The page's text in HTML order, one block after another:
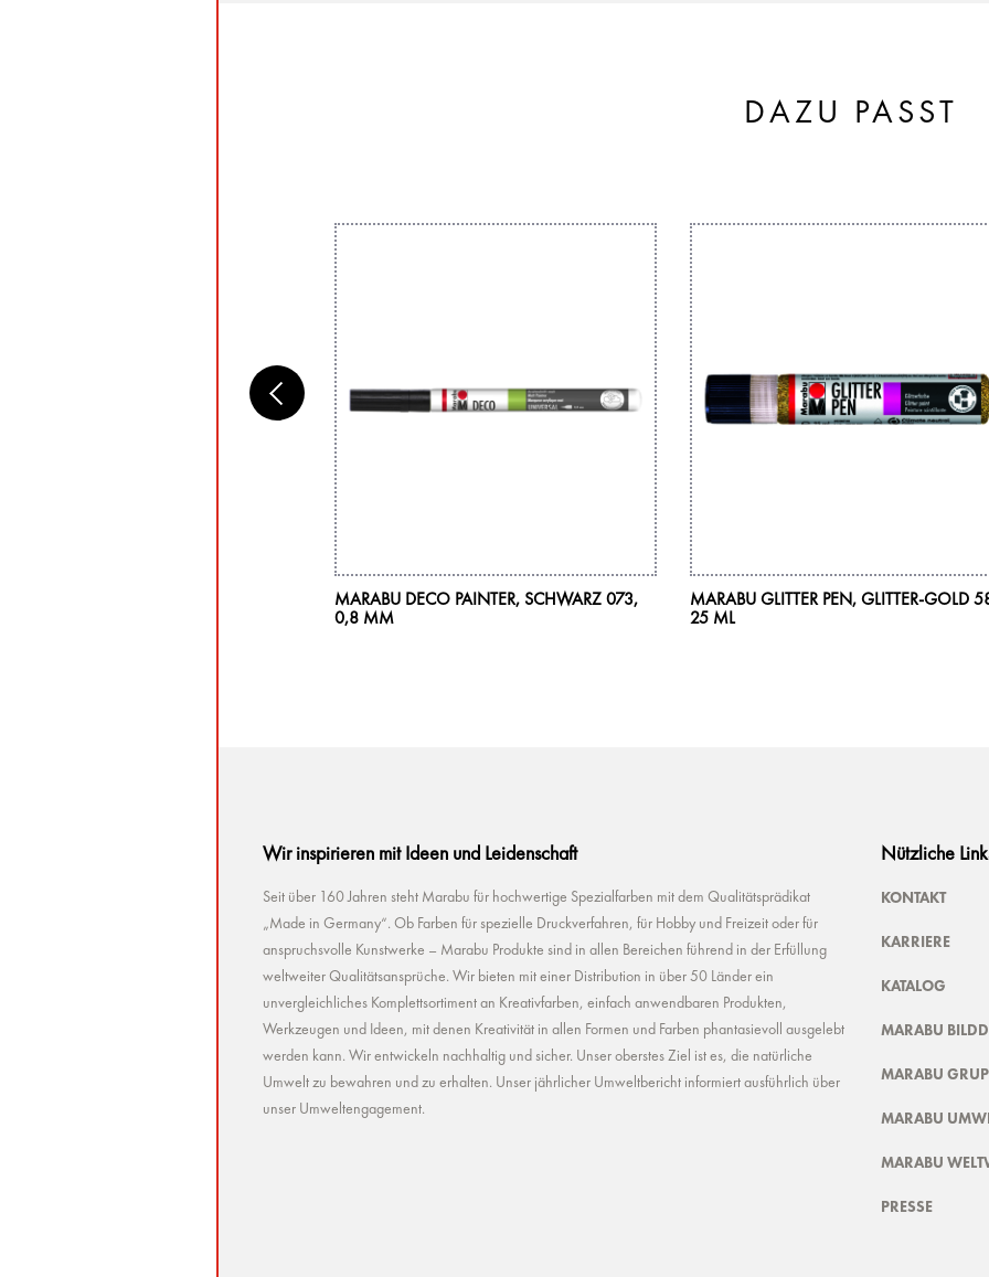
DAZU PASST
MARABU DECO PAINTER, SCHWARZ 073,
0,8 MM
MARABU GLITTER PEN, GLITTER-GOLD
25 ML
Wir inspirieren mit Ideen und Leidenschaft
Seit über 160 Jahren steht Marabu für hochwertige Spezialfarben mit dem Qualitätsprädikat
„Made in Germany“. Ob Farben für spezielle Druckverfahren, für Hobby und Freizeit oder für
anspruchsvolle Kunstwerke – Marabu Produkte sind in allen Bereichen führend in der Erfüllung
weltweiter Qualitätsansprüche. Wir bieten mit einer Distribution in über 50 Länder ein
unvergleichliches Komplettsortiment an Kreativfarben, einfach anwendbaren Produkten,
Werkzeugen und Ideen, mit denen Kreativität in allen Formen und Farben phantasievoll ausgelebt
werden kann. Wir entwickeln nachhaltig und sicher. Unser oberstes Ziel ist es, die natürliche
Umwelt zu bewahren und zu erhalten. Unser jährlicher Umweltbericht informiert ausführlich über
unser Umweltengagement.
Nützliche
KONTAKT
KARRIERE
KATALOG
MARABU
MARABU
MARABU
MARABU
PRESSE